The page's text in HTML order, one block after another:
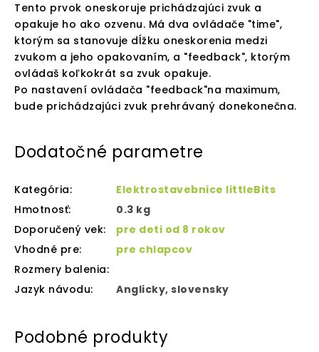
Tento prvok oneskoruje prichádzajúci zvuk a
opakuje ho ako ozvenu. Má dva ovládače "time",
ktorým sa stanovuje dĺžku oneskorenia medzi
zvukom a jeho opakovaním, a "feedback", ktorým
ovládaš koľkokrát sa zvuk opakuje.
Po nastavení ovládača "feedback"na maximum,
bude prichádzajúci zvuk prehrávaný donekonečna.
Dodatočné parametre
Kategória:
Elektrostavebnice littleBits
Hmotnosť:
0.3 kg
Doporučený vek:
pre deti od 8 rokov
Vhodné pre:
pre chlapcov
Rozmery balenia:
Jazyk návodu: Anglicky, slovensky